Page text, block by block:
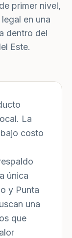
primer nivel,
en una
dentro del
Este.
La
costo
única
y Punta
una
que